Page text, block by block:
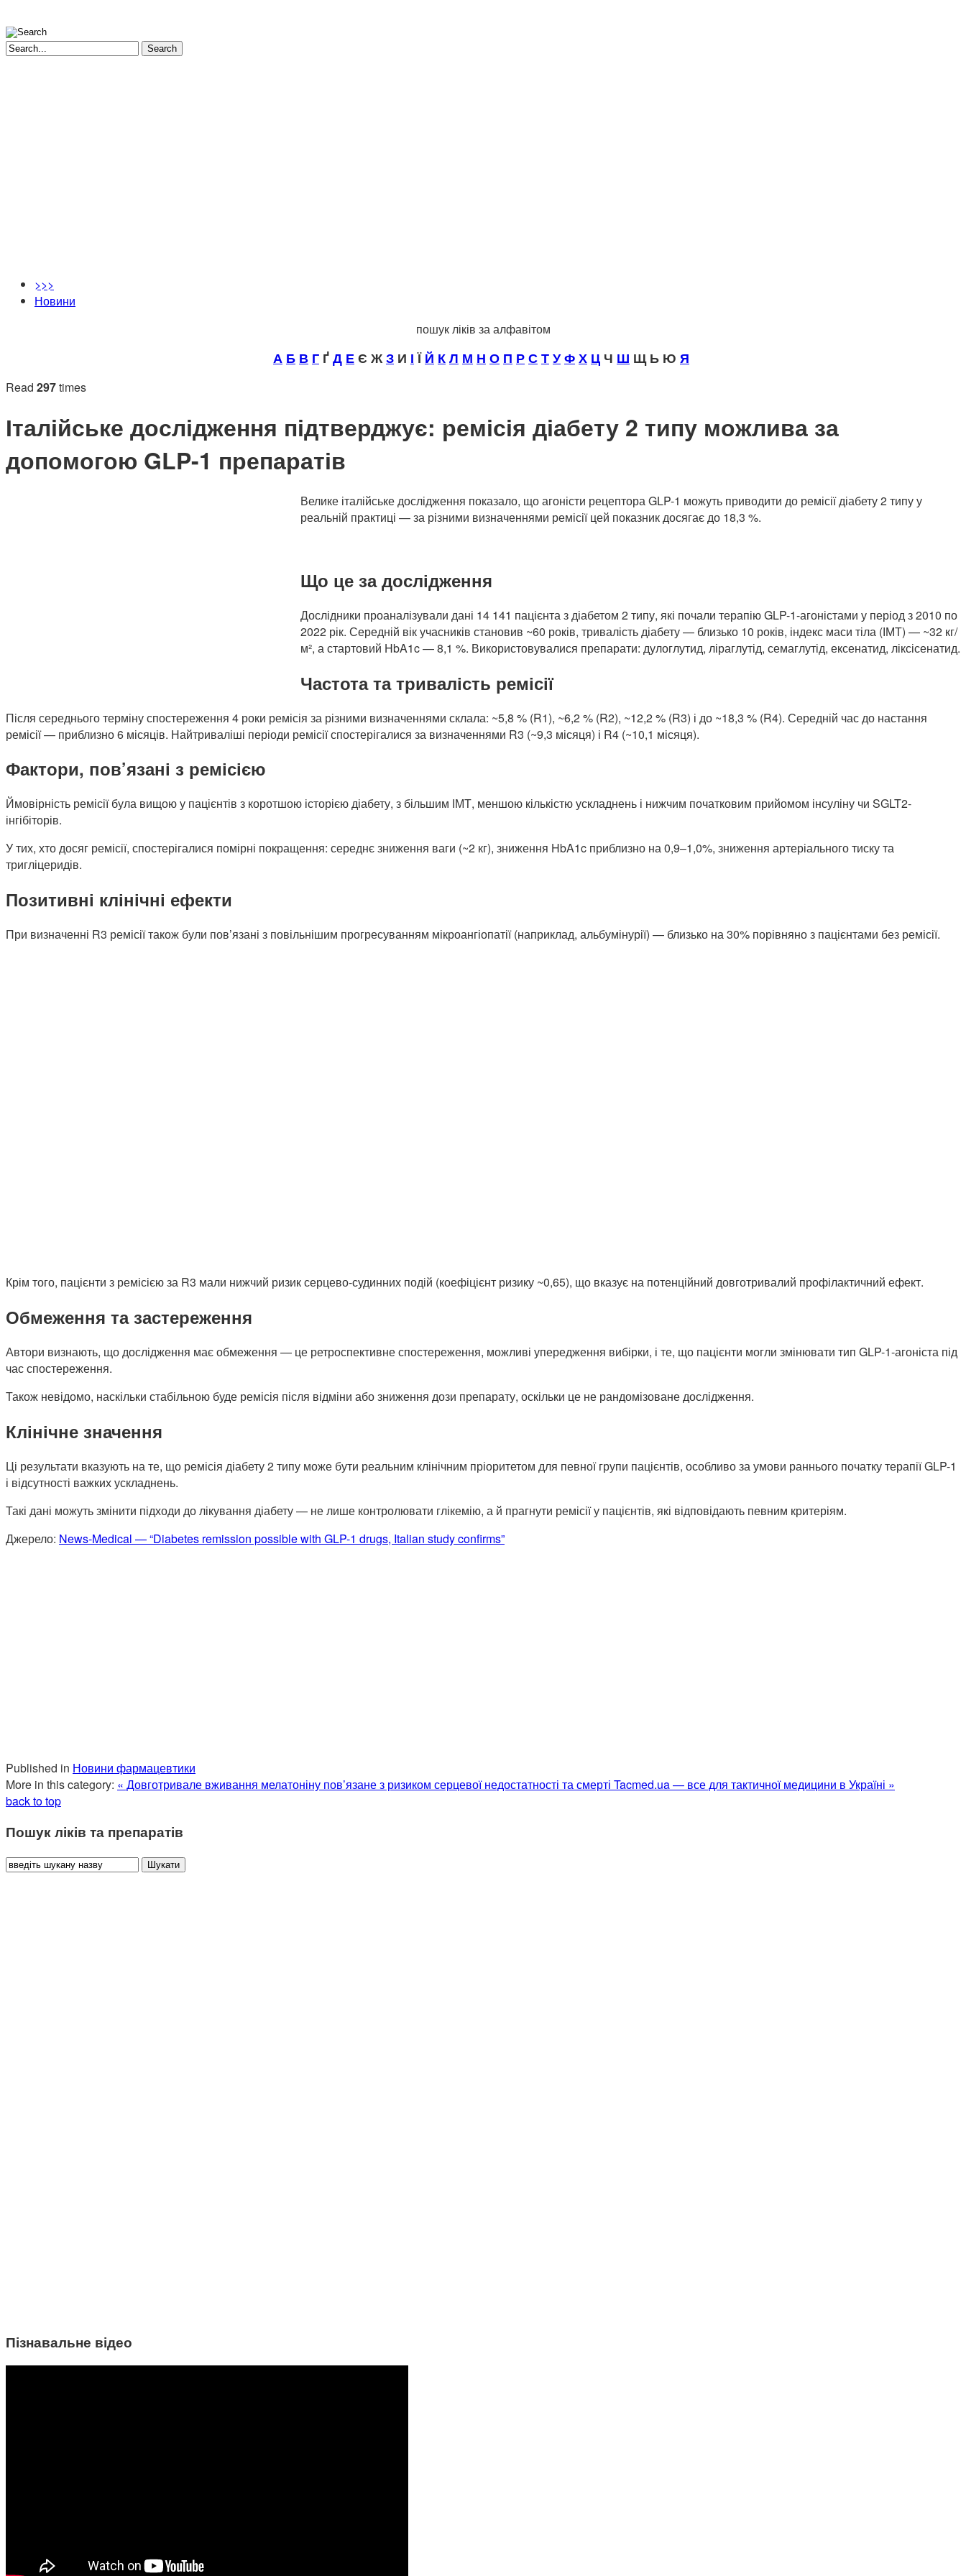
Search
>>>
Новини
пошук ліків за алфавітом
А Б В Г ҐД ЕЄ ЖЗ И ІЇЙ КЛ М Н О П РСТУФХ Ц Ч Ш Щ Ь Ю Я
Read 297times
Італійське дослідження підтверджує: ремісія діабету 2 типу можлива за
допомогою GLP-1 препаратів
Велике італійське дослідження показало, що агоністи рецептора GLP-1 можуть приводити до ремісії діабету 2 типу у
реальній практиці — за різними визначеннями ремісії цей показник досягає до 18,3 %.
Що це за дослідження
Дослідники проаналізували дані 14 141 пацієнта з діабетом 2 типу, які почали терапію GLP-1-агоністами у період з 2010 по
2022 рік. Середній вік учасників становив ~60 років, тривалість діабету — близько 10 років, індекс маси тіла (ІМТ) — ~32 кг/
м², а стартовий HbA1c — 8,1 %. Використовувалися препарати: дулоглутид, ліраглутід, семаглутід, ексенатид, ліксі­сенатид.
Частота та тривалість ремісії
Після середнього терміну спостереження 4 роки ремісія за різними визначеннями склала: ~5,8 % (R1), ~6,2 % (R2), ~12,2 % (R3) і до ~18,3 % (R4). Середній час до настання
ремісії — приблизно 6 місяців. Найтриваліші періоди ремісії спостерігалися за визначеннями R3 (~9,3 місяця) і R4 (~10,1 місяця).
Фактори, пов’язані з ремісією
Ймовірність ремісії була вищою у пацієнтів з коротшою історією діабету, з більшим ІМТ, меншою кількістю ускладнень і нижчим початковим прийомом інсуліну чи SGLT2-
інгібіторів.
У тих, хто досяг ремісії, спостерігалися помірні покращення: середнє зниження ваги (~2 кг), зниження HbA1c приблизно на 0,9–1,0%, зниження артеріального тиску та
тригліцеридів.
Позитивні клінічні ефекти
При визначенні R3 ремісії також були пов’язані з повільнішим прогресуванням мікроангіопатії (наприклад, альбумінурії) — близько на 30% порівняно з пацієнтами без ремісії.
Крім того, пацієнти з ремісією за R3 мали нижчий ризик серцево-судинних подій (коефіцієнт ризику ~0,65), що вказує на потенційний довготривалий профілактичний ефект.
Обмеження та застереження
Автори визнають, що дослідження має обмеження — це ретроспективне спостереження, можливі упередження вибірки, і те, що пацієнти могли змінювати тип GLP-1-агоніста під
час спостереження.
Також невідомо, наскільки стабільною буде ремісія після відміни або зниження дози препарату, оскільки це не рандомізоване дослідження.
Клінічне значення
Ці результати вказують на те, що ремісія діабету 2 типу може бути реальним клінічним пріоритетом для певної групи пацієнтів, особливо за умови раннього початку терапії GLP-1
і відсутності важких ускладнень.
Такі дані можуть змінити підходи до лікування діабету — не лише контролювати глікемію, а й прагнути ремісії у пацієнтів, які відповідають певним критеріям.
Джерело: News-Medical — “Diabetes remission possible with GLP-1 drugs, Italian study confirms”
Published in Новини фармацевтики
More in this category: « Довготривале вживання мелатоніну пов’язане з ризиком серцевої недостатності та смерті Tacmed.ua — все для тактичної медицини в Україні »
back to top
Пошук ліків та препаратів
Пізнавальне відео